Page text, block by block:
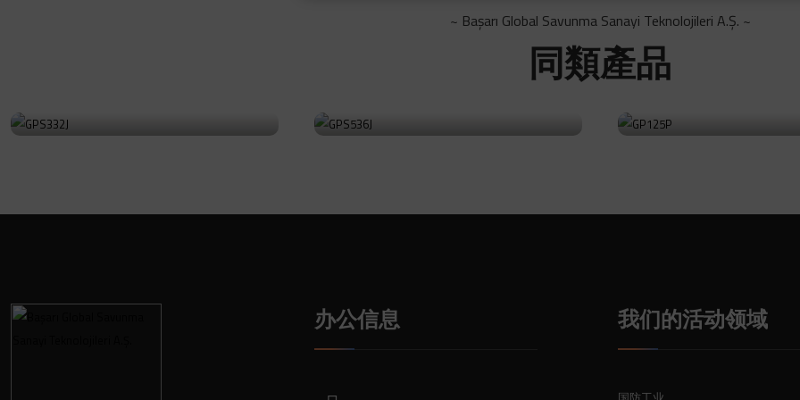
~ Başarı Global Savunma Sanayi Teknolojileri A.Ş. ~
同類產品
办公信息 我们的活动领域